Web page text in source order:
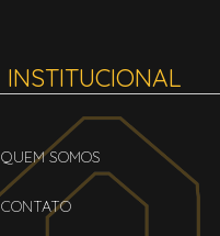
INSTITUCIONAL
QUEM SOMOS
CONTATO